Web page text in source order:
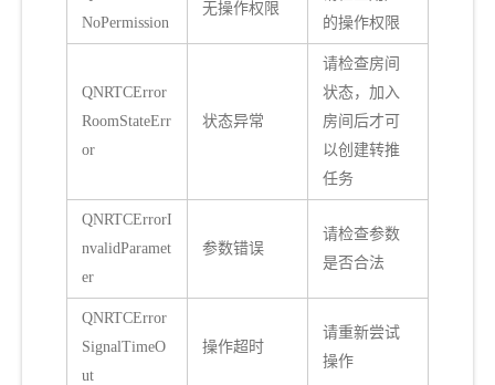
NoPermission
无操作权限
的操作权限
QNRTCError
RoomStateErr
or
状态异常
请检查房间
状态，加入
房间后才可
以创建转推
任务
QNRTCErrorI
nvalidParamet
er
参数错误
请检查参数
是否合法
QNRTCError
SignalTimeO
ut
操作超时
请重新尝试
操作